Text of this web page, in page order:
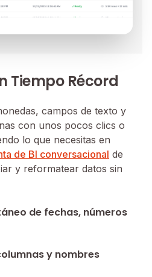
Tiempo Récord
campos de texto y
con unos pocos clics o
lo que necesitas en
de BI conversacional de
y reformatear datos sin
de fechas, números
y nombres